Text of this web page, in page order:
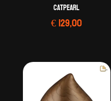
CatPearl
€129,00